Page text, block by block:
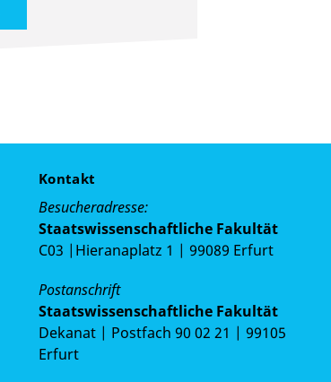
Kontakt
Besucheradresse:
Staatswissenschaftliche Fakultät
C03 |Hieranaplatz 1 | 99089 Erfurt
Postanschrift
Staatswissenschaftliche Fakultät
Dekanat | Postfach 90 02 21 | 99105
Erfurt